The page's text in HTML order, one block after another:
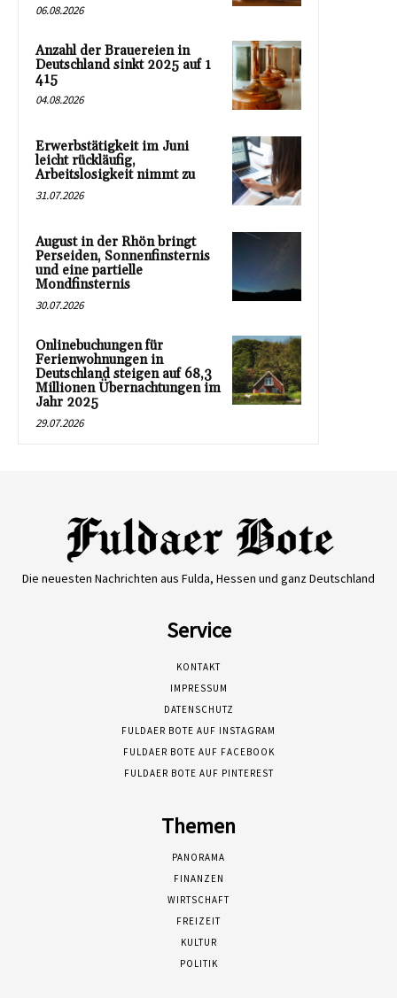
06.08.2026
Anzahl der Brauereien in
Deutschland sinkt 2025 auf 1
415
04.08.2026
Erwerbstätigkeit im Juni
leicht rückläufig,
Arbeitslosigkeit nimmt zu
31.07.2026
August in der Rhön bringt
Perseiden, Sonnenfinsternis
und eine partielle
Mondfinsternis
30.07.2026
Onlinebuchungen für
Ferienwohnungen in
Deutschland steigen auf 68,3
Millionen Übernachtungen im
Jahr 2025
29.07.2026
Die neuesten Nachrichten aus Fulda, Hessen und ganz Deutschland
Service
KONTAKT
IMPRESSUM
DATENSCHUTZ
FULDAER BOTE AUF INSTAGRAM
FULDAER BOTE AUF FACEBOOK
FULDAER BOTE AUF PINTEREST
Themen
PANORAMA
FINANZEN
WIRTSCHAFT
FREIZEIT
KULTUR
POLITIK